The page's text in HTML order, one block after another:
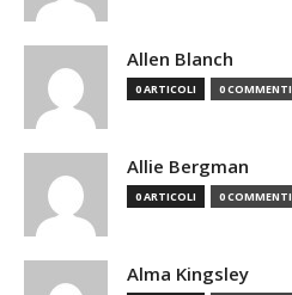
Allen Blanch
0 ARTICOLI 0 COMMENTI
Allie Bergman
0 ARTICOLI 0 COMMENTI
Alma Kingsley